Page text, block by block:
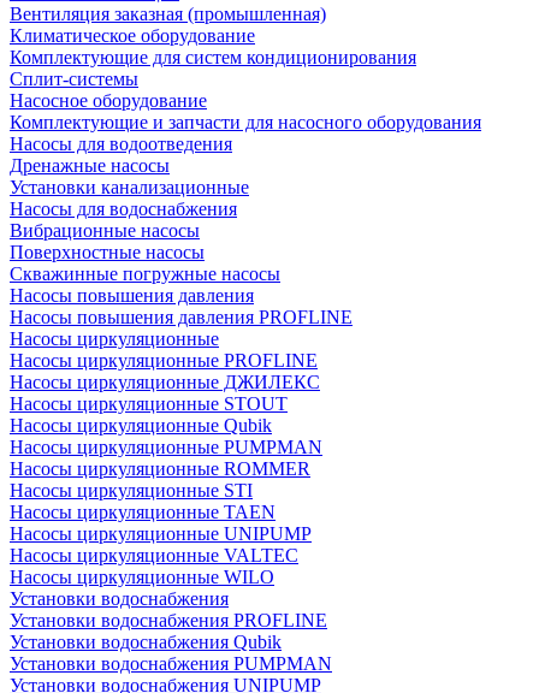
Вентиляция заказная (промышленная)
Климатическое оборудование
Комплектующие для систем кондиционирования
Сплит-системы
Насосное оборудование
Комплектующие и запчасти для насосного оборудования
Насосы для водоотведения
Дренажные насосы
Установки канализационные
Насосы для водоснабжения
Вибрационные насосы
Поверхностные насосы
Скважинные погружные насосы
Насосы повышения давления
Насосы повышения давления PROFLINE
Насосы циркуляционные
Насосы циркуляционные PROFLINE
Насосы циркуляционные ДЖИЛЕКС
Насосы циркуляционные STOUT
Насосы циркуляционные Qubik
Насосы циркуляционные PUMPMAN
Насосы циркуляционные ROMMER
Насосы циркуляционные STI
Насосы циркуляционные TAEN
Насосы циркуляционные UNIPUMP
Насосы циркуляционные VALTEC
Насосы циркуляционные WILO
Установки водоснабжения
Установки водоснабжения PROFLINE
Установки водоснабжения Qubik
Установки водоснабжения PUMPMAN
Установки водоснабжения UNIPUMP